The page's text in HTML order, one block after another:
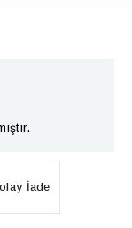
İade